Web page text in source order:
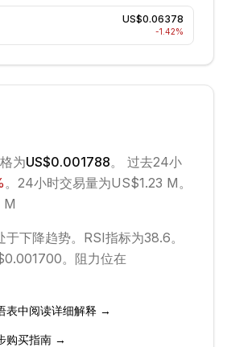
US$0.06378
-1.42%
为US$0.001788。 过去24小
。 24小时交易量为US$1.23 M。
M
于下降趋势。 RSI指标为38.6。
。 阻力位在
表中阅读详细解释 →
购买指南 →